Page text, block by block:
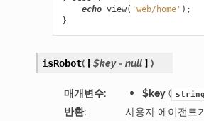
echo view( 'web/home' );
}
isRobot( [ $key = null ] )
매개변수: $key( string
반환:
사용자 에이전트